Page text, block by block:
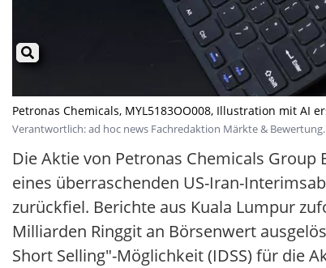
Petronas Chemicals, MYL5183OO008, Illustration mit AI
Verantwortlich: ad hoc news Fachredaktion Märkte &
Die Aktie von Petronas Chemicals
eines überraschenden US-Iran-
zurückfiel. Berichte aus Kuala Lumpur
Milliarden Ringgit an Börsenwert
Short Selling"-Möglichkeit (IDSS) für die